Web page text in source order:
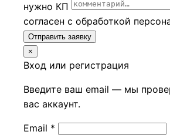
нужно КП
согласен с обработкой
Отправить заявку
×
Вход или регистрация
Введите ваш email — мы
вас аккаунт.
Email *